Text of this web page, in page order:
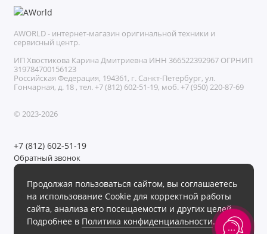
Продолжая пользоваться сайтом, вы соглашаетесь
на использование Cookie для корректной работы
сайта, анализа его посещаемости и других целей.
Подробнее в Политика конфиденциальности.
AWORLD - интернет-магазин оригинальной техники и
сервисный центр.
ИП Хвостикова Карина Дмитриевна ИНН 366522392967 ОГРНИП
319784700156123
Российская Федерация, 194361, г. Санкт-Петербург, ул.
Гончарная, д. 18 , тел. +7 (812) 602-51-19, моб. +7 (950) 220-87-69
© 2023-2026
+7 (812) 602-51-19
Обратный звонок
Мы в сети